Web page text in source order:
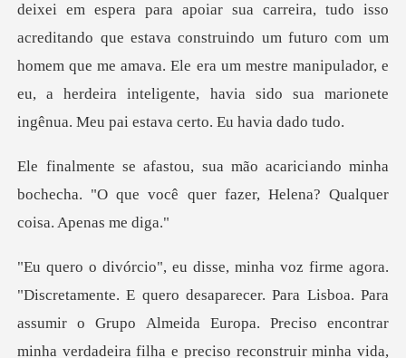
deixei em espera para apoiar sua carreira, tudo isso
acreditando que estava construindo um futuro com um
homem que me
ando minha
bochecha. "O que você quer faze
oa. Para
assumir o Grupo Almeida Europa. Preciso encontrar
minha verdadeira filha e preciso reconstrui